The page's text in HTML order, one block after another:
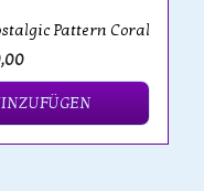
Pattern Coral